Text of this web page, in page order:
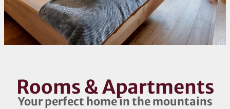
Rooms & Apartments
Your perfect home in the mountains